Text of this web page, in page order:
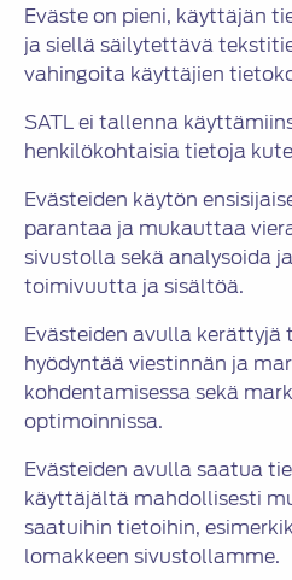
Eväste on pieni, käyttäjän
ja siellä säilytettävä
vahingoita käyttäjien
SATL ei tallenna
henkilökohtaisia tietoja
Evästeiden käytön
parantaa ja mukauttaa
sivustolla sekä analysoida
toimivuutta ja sisältöä.
Evästeiden avulla kerättyjä
hyödyntää viestinnän ja
kohdentamisessa sekä
optimoinnissa.
Evästeiden avulla saatua
käyttäjältä mahdollisesti
saatuihin tietoihin,
lomakkeen sivustollamme.